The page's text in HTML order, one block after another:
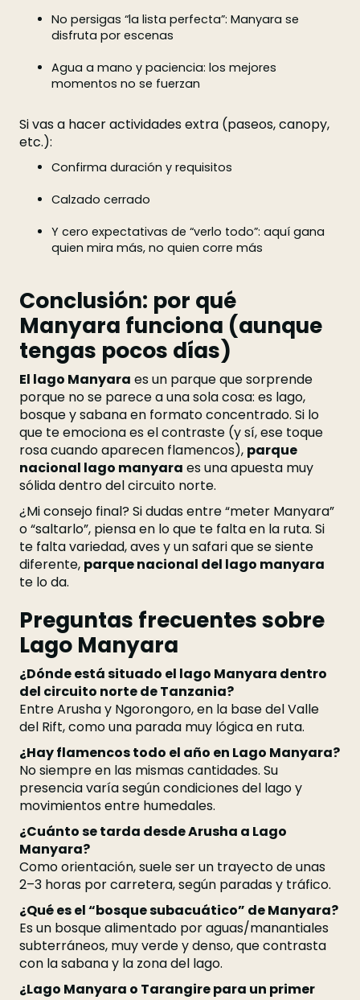
No persigas “la lista perfecta”: Manyara se
disfruta por escenas
Agua a mano y paciencia: los mejores
momentos no se fuerzan
Si vas a hacer actividades extra (paseos, canopy,
etc.):
Confirma duración y requisitos
Calzado cerrado
Y cero expectativas de “verlo todo”: aquí gana
quien mira más, no quien corre más
Conclusión: por qué
Manyara funciona (aunque
tengas pocos días)
El lago Manyara es un parque que sorprende
porque no se parece a una sola cosa: es lago,
bosque y sabana en formato concentrado. Si lo
que te emociona es el contraste (y sí, ese toque
rosa cuando aparecen flamencos), parque
nacional lago manyara es una apuesta muy
sólida dentro del circuito norte.
¿Mi consejo final? Si dudas entre “meter Manyara”
o “saltarlo”, piensa en lo que te falta en la ruta. Si
te falta variedad, aves y un safari que se siente
diferente, parque nacional del lago manyara
te lo da.
Preguntas frecuentes sobre
Lago Manyara
¿Dónde está situado el lago Manyara dentro
del circuito norte de Tanzania?
Entre Arusha y Ngorongoro, en la base del Valle
del Rift, como una parada muy lógica en ruta.
¿Hay flamencos todo el año en Lago Manyara?
No siempre en las mismas cantidades. Su
presencia varía según condiciones del lago y
movimientos entre humedales.
¿Cuánto se tarda desde Arusha a Lago
Manyara?
Como orientación, suele ser un trayecto de unas
2–3 horas por carretera, según paradas y tráfico.
¿Qué es el “bosque subacuático” de Manyara?
Es un bosque alimentado por aguas/manantiales
subterráneos, muy verde y denso, que contrasta
con la sabana y la zona del lago.
¿Lago Manyara o Tarangire para un primer